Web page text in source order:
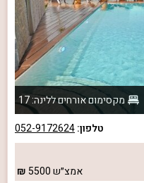
מקסימום אורחים ללינה: 17
טלפון:052-9172624
אמצ״ש5500